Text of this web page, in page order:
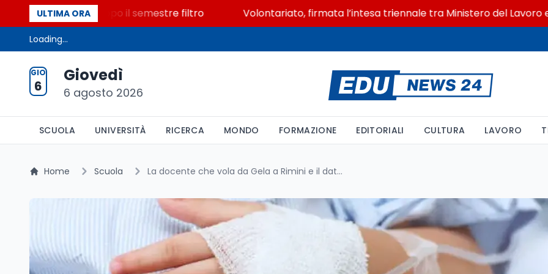
ULTIMA ORA
vacanti dopo il semestre filtro Volontariato, firmata l’intesa triennale tra Ministero del Lavoro e
Loading...
GIO
6
Giovedì
6 agosto 2026
SCUOLA UNIVERSITÀ RICERCA MONDO FORMAZIONE EDITORIALI CULTURA LAVORO
Home Scuola La docente che vola da Gela a Rimini e il dato ISTAT sul sostegno